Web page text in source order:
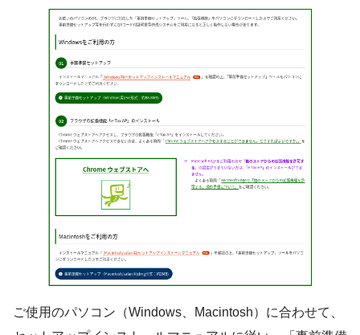
ご使用のパソコン（Windows、Macintosh）に合わせて、